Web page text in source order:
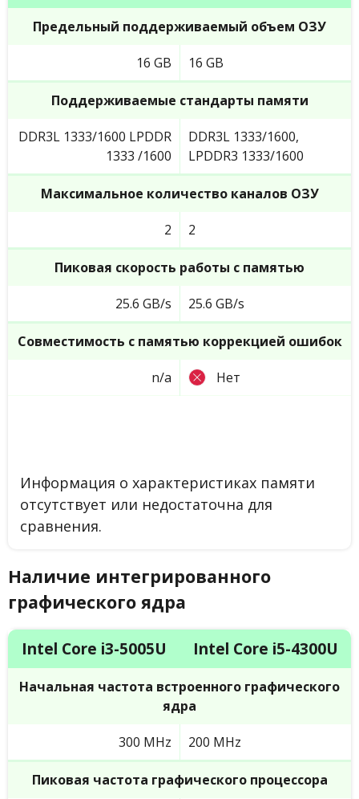
Предельный поддерживаемый объем ОЗУ
16 GB 16 GB
Поддерживаемые стандарты памяти
DDR3L 1333/1600 LPDDR
1333 /1600
DDR3L 1333/1600,
LPDDR3 1333/1600
Максимальное количество каналов ОЗУ
2 2
Пиковая скорость работы с памятью
25.6 GB/s 25.6 GB/s
Совместимость с памятью коррекцией ошибок
n/a Нет
Информация о характеристиках памяти
отсутствует или недостаточна для
сравнения.
Наличие интегрированного
графического ядра
Intel Core i3-5005U Intel Core i5-4300U
Начальная частота встроенного графического
ядра
300 MHz 200 MHz
Пиковая частота графического процессора